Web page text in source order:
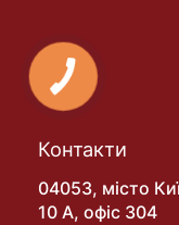
Контакти
04053, місто
10 А, офіс 304